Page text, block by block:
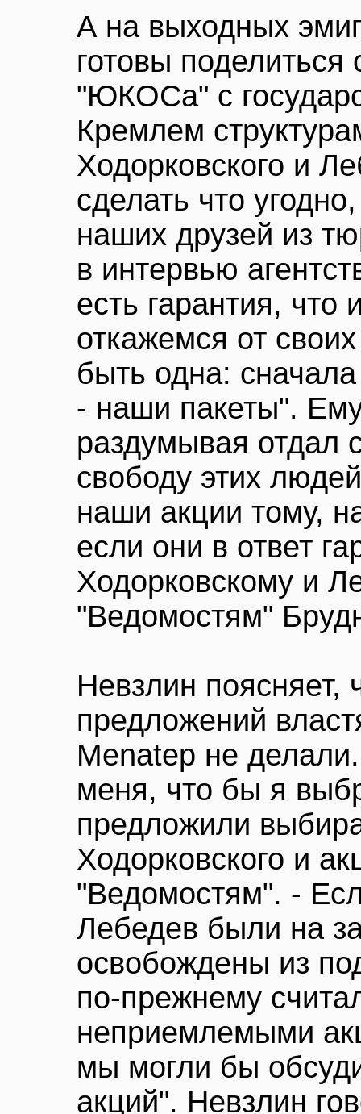
А на выходных
готовы
"ЮКОСа" с
Кремлем
Ходорковского и
сделать что
наших друзей из
в интервью
есть гарантия, что
откажемся от
быть одна:
- наши пакеты".
раздумывая отдал
свободу этих
наши акции тому,
если они в ответ
Ходорковскому и
"Ведомостям"
Невзлин поясняет,
предложений
Menatep не
меня, что бы я
предложили
Ходорковского и
"Ведомостям". -
Лебедев были на
освобождены из
по-прежнему
неприемлемыми
мы могли бы
акций". Невзлин